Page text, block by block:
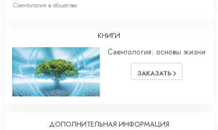
Саентология в обществе
КНИГИ
Саентология: основы жизни
ЗАКАЗАТЬ
ДОПОЛНИТЕЛЬНАЯ ИНФОРМАЦИЯ